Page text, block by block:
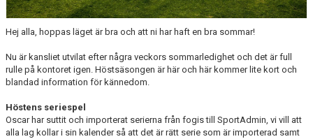
NIVÅANPASSNING BK ASTRIO
Hej alla, hoppas läget är bra och att ni har haft en bra sommar!
Nu är kansliet utvilat efter några veckors sommarledighet och det är full
rulle på kontoret igen. Höstsäsongen är här och här kommer lite kort och
blandad information för kännedom.
Höstens seriespel
Oscar har suttit och importerat serierna från fogis till SportAdmin, vi vill att
alla lag kollar i sin kalender så att det är rätt serie som är importerad samt